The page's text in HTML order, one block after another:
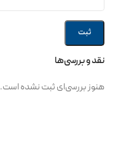
نقد و بررسی‌ها
هنوز بررسی‌ای ثبت نشده است.